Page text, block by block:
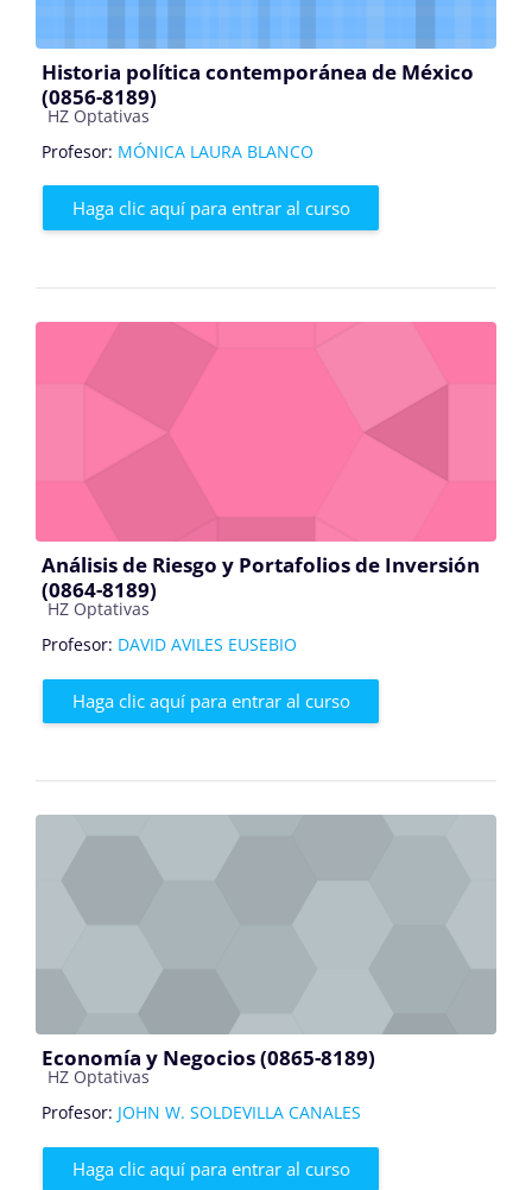
Historia política contemporánea de México
(0856-8189)
Categoría de cursos
HZ Optativas
Profesor: MÓNICA LAURA BLANCO
Haga clic aquí para entrar al curso
Análisis de Riesgo y Portafolios de Inversión
(0864-8189)
Categoría de cursos
HZ Optativas
Profesor: DAVID AVILES EUSEBIO
Haga clic aquí para entrar al curso
Economía y Negocios (0865-8189)
Categoría de cursos
HZ Optativas
Profesor: JOHN W. SOLDEVILLA CANALES
Haga clic aquí para entrar al curso